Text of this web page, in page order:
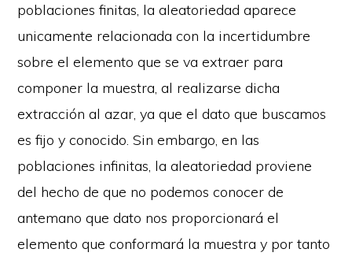
poblaciones finitas, la aleatoriedad aparece
unicamente relacionada con la incertidumbre
sobre el elemento que se va extraer para
componer la muestra, al realizarse dicha
extracción al azar, ya que el dato que buscamos
es fijo y conocido. Sin embargo, en las
poblaciones infinitas, la aleatoriedad proviene
del hecho de que no podemos conocer de
antemano que dato nos proporcionará el
elemento que conformará la muestra y por tanto